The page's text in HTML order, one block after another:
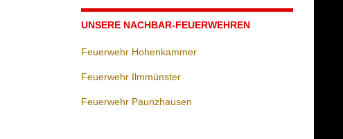
UNSERE NACHBAR-FEUERWEHREN
Feuerwehr Hohenkammer
Feuerwehr Ilmmünster
Feuerwehr Paunzhausen